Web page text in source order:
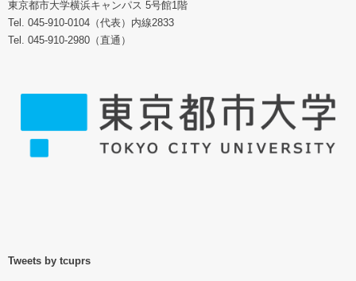
東京都市大学横浜キャンパス 5号館1階
Tel. 045-910-0104（代表）内線2833
Tel. 045-910-2980（直通）
Tweets by tcuprs